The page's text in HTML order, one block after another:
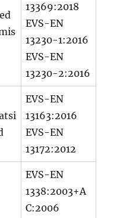
13369:2018
EVS-EN
13230-1:2016
EVS-EN
13230-2:2016
EVS-EN
13163:2016
EVS-EN
13172:2012
EVS-EN
1338:2003+A
C:2006